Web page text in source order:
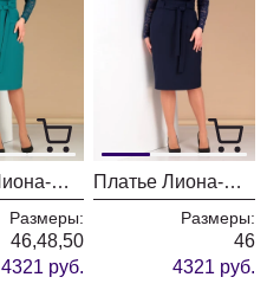
Платье Лиона-Стиль 677 бирюза
Размеры:
46,48,50
4321 руб.
Платье Лиона-Стиль 677 темно-синий
Размеры:
46
4321 руб.